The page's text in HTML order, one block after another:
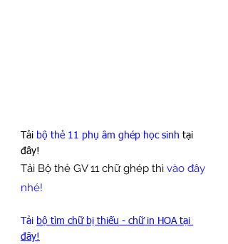
Tải bộ thẻ 11 phụ âm ghép học sinh tại
đây!
Tải Bộ thẻ GV 11 chữ ghép thì vào đây
nhé!
Tải bộ tìm chữ bị thiếu - chữ in HOA tại
đây!